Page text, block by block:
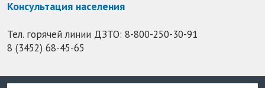
Консультация населения
Тел. горячей линии ДЗТО: 8-800-250-30-91
8 (3452) 68-45-65